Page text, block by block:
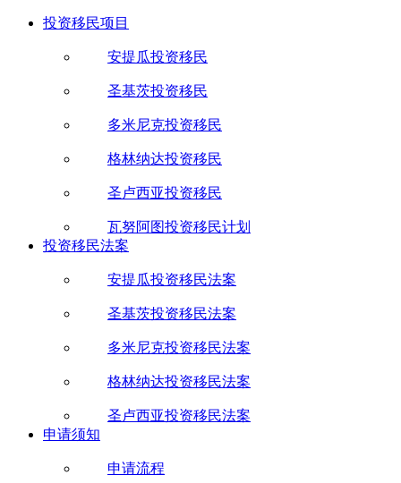
投资移民项目
安提瓜投资移民
圣基茨投资移民
多米尼克投资移民
格林纳达投资移民
圣卢西亚投资移民
瓦努阿图投资移民计划
投资移民法案
安提瓜投资移民法案
圣基茨投资移民法案
多米尼克投资移民法案
格林纳达投资移民法案
圣卢西亚投资移民法案
申请须知
申请流程